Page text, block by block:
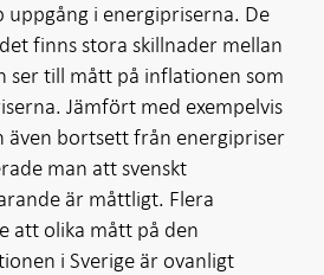
uppgång i energipriserna. De
finns stora skillnader mellan
ser till mått på inflationen som
Jämfört med exempelvis
även bortsett från energipriser
man att svenskt
är måttligt. Flera
att olika mått på den
i Sverige är ovanligt